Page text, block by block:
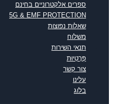
ספרים אלקטרוניים בחינם
5G & EMF PROTECTION
שאלות נפוצות
משלוח
תנאי השירות
פְּרָטִיוּת
צור קשר
עלינו
בלוג